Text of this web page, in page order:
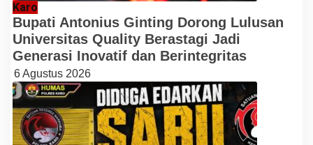
Karo
Bupati Antonius Ginting Dorong Lulusan
Universitas Quality Berastagi Jadi
Generasi Inovatif dan Berintegritas
6 Agustus 2026